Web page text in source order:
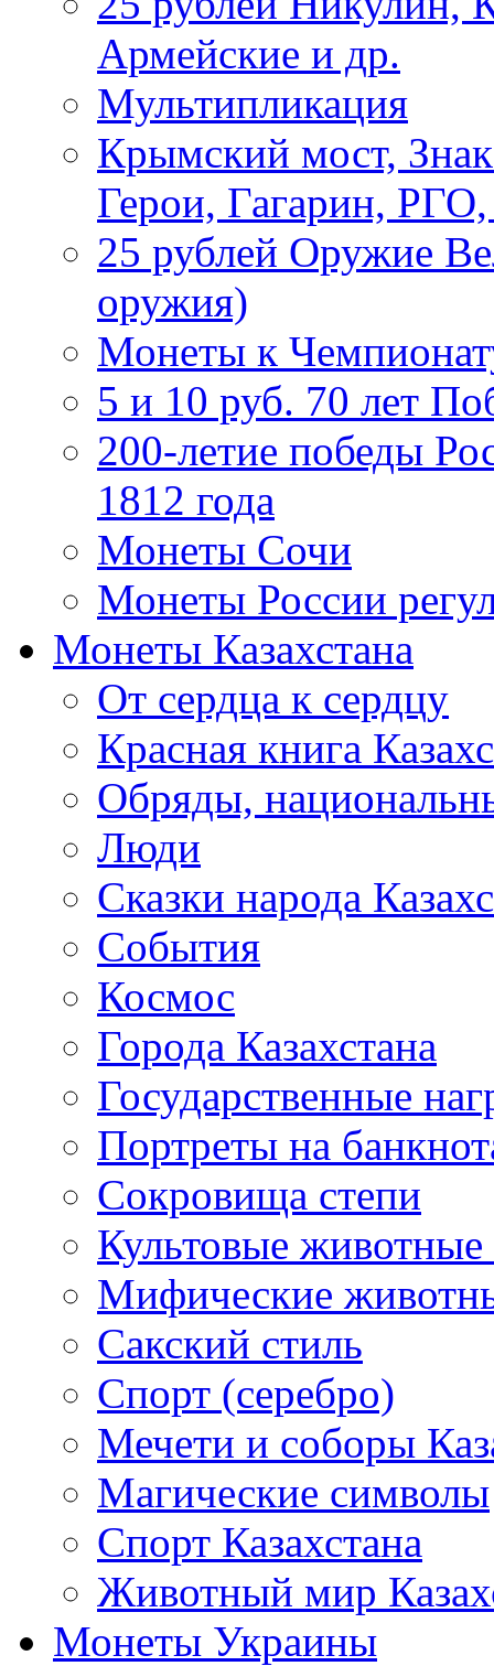
Армейские и др.
Мультипликация
Крымский мост,
Герои, Гагарин,
25 рублей Оружие
оружия)
Монеты к
5 и 10 руб. 70 лет
200-летие победы
1812 года
Монеты Сочи
Монеты России
Монеты Казахстана
От сердца к сердцу
Красная книга
Обряды,
Люди
Сказки народа
События
Космос
Города Казахстана
Государственные
Портреты на
Сокровища степи
Культовые
Мифические
Сакский стиль
Спорт (серебро)
Мечети и соборы
Магические символы
Спорт Казахстана
Животный мир
Монеты Украины